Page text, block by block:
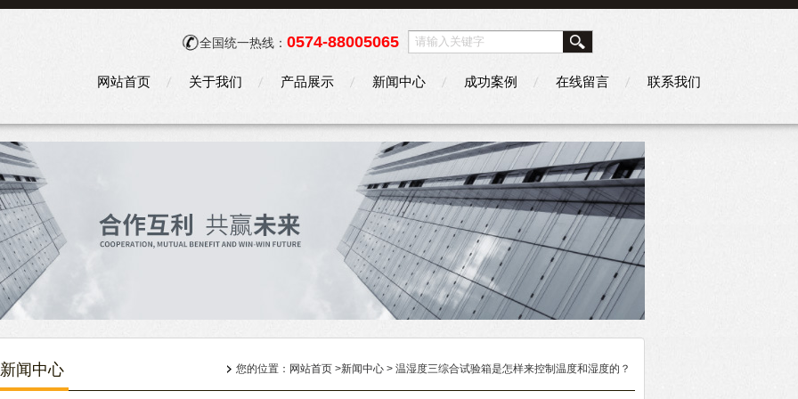
全国统一热线： 0574-88005065
网站首页 关于我们 产品展示 新闻中心 成功案例 在线留言 联系我们
新闻中心 您的位置： 网站首页 >新闻中心 > 温湿度三综合试验箱是怎样来控制温度和湿度的？